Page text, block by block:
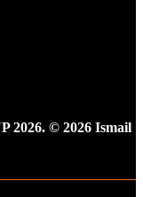
2026. © 2026 Ismail